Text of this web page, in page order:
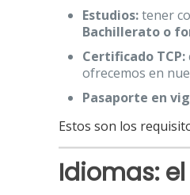
Estudios:tener
Bachillerato o
Certificado TCP:
ofrecemos en
Pasaporte en
Estos son los
Idiomas: